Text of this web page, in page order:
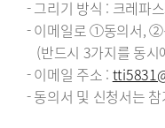
- 그리기 방식 : 크레파
- 이메일로 ①동의서,
(반드시 3가지를 동
- 이메일 주소 :
- 동의서 및 신청서는